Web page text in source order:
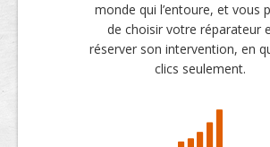
monde qui l’entoure, et vous
de choisir votre réparateur
réserver son intervention, en
clics seulement.